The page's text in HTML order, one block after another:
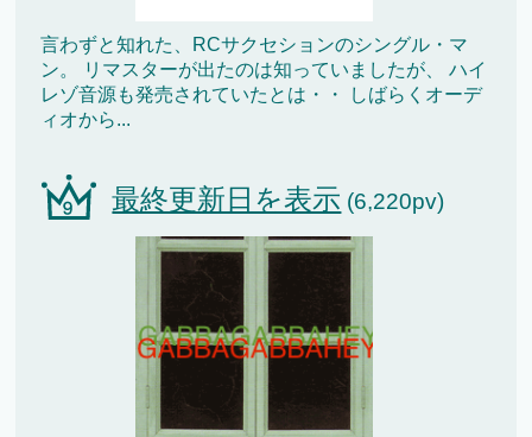
言わずと知れた、RCサクセションのシングル・マ
ン。 リマスターが出たのは知っていましたが、 ハイ
レゾ音源も発売されていたとは・・ しばらくオーデ
ィオから...
最終更新日を表示 (6,220pv)